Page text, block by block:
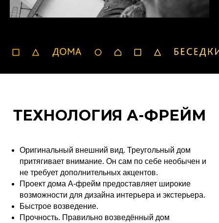
ТЕХНОЛОГИЯ А-ФРЕЙМ
Оригинальный внешний вид. Треугольный дом
притягивает внимание. Он сам по себе необычен и
не требует дополнительных акцентов.
Проект дома А-фрейм предоставляет широкие
возможности для дизайна интерьера и экстерьера.
Быстрое возведение.
Прочность. Правильно возведённый дом